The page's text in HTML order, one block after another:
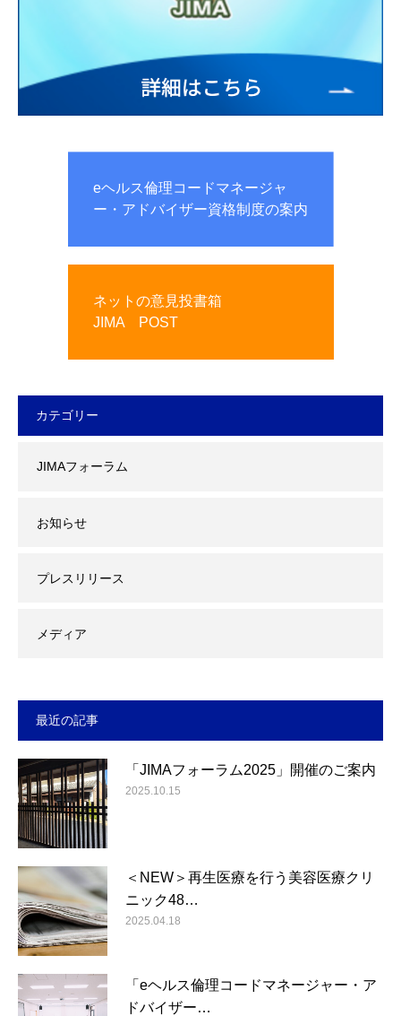
eヘルス倫理コードマネージャ
ー・アドバイザー資格制度の案内
ネットの意見投書箱
JIMA POST
カテゴリー
JIMAフォーラム
お知らせ
プレスリリース
メディア
最近の記事
「JIMAフォーラム2025」開催のご案内
2025.10.15
＜NEW＞再生医療を行う美容医療クリ
ニック48…
2025.04.18
「eヘルス倫理コードマネージャー・ア
ドバイザー…